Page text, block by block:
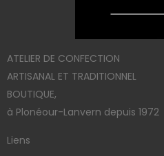
ATELIER DE CONFECTION
ARTISANAL ET TRADITIONNEL
BOUTIQUE,
à Plonéour-Lanvern depuis 1972
Liens